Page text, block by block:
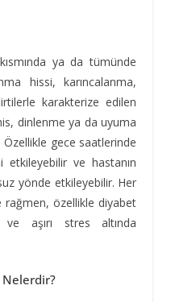
ya da tümünde
hissi, karıncalanma,
karakterize edilen
dinlenme ya da uyuma
Özellikle gece saatlerinde
ve hastanın
yönde etkileyebilir. Her
rağmen, özellikle diyabet
ve aşırı stres altında
Nelerdir?